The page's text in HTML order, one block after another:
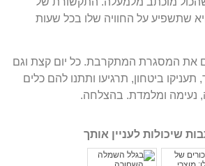
שתשפיע על החוויה שלו בכל שעות
את המסגרת המתקרבת. כל יום קצת וגם
ביטחון, תרגיעו ותתנו להם כלים
נעימה ומלמדת. בהצלחה.
שיכולות לעניין אותך